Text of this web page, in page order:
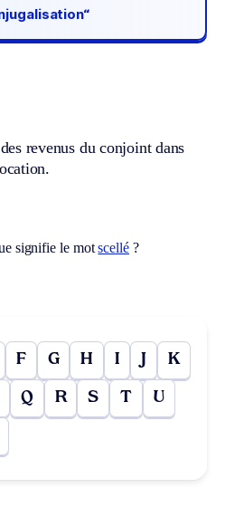
revenus du conjoint dans
signifie le motscellé?
F G H I J K
Q R S T U